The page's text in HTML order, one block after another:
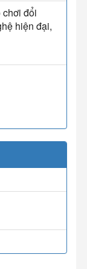
chơi đổi
hiện đại,